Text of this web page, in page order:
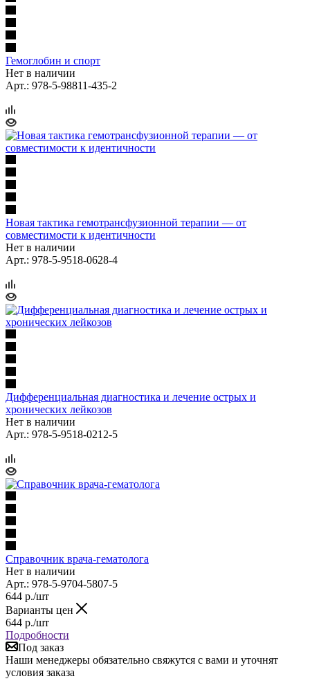
Гемоглобин и спорт
Нет в наличии
Арт.: 978-5-98811-435-2
Новая тактика гемотрансфузионной терапии — от
совместимости к идентичности
Нет в наличии
Арт.: 978-5-9518-0628-4
Дифференциальная диагностика и лечение острых и
хронических лейкозов
Нет в наличии
Арт.: 978-5-9518-0212-5
Справочник врача-гематолога
Нет в наличии
Арт.: 978-5-9704-5807-5
644 р./шт
Варианты цен
644 р./шт
Подробности
Под заказ
Наши менеджеры обязательно свяжутся с вами и уточнят
условия заказа